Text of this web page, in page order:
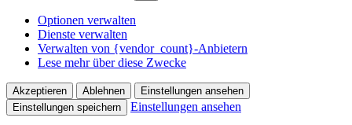
Optionen verwalten
Dienste verwalten
Verwalten von {vendor_count}-Anbietern
Lese mehr über diese Zwecke
Akzeptieren Ablehnen
Einstellungen ansehen
Einstellungen speichern
Einstellungen ansehen